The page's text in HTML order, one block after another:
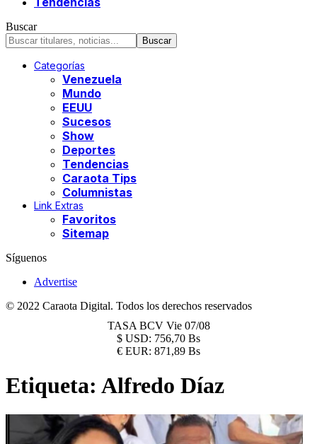
Buscar
Categorías
Venezuela
Mundo
EEUU
Sucesos
Show
Deportes
Tendencias
Caraota Tips
Columnistas
Link Extras
Favoritos
Sitemap
Síguenos
Advertise
© 2022 Caraota Digital. Todos los derechos reservados
TASA BCV Vie 07/08
$ USD: 756,70 Bs
€ EUR: 871,89 Bs
Etiqueta: Alfredo Díaz